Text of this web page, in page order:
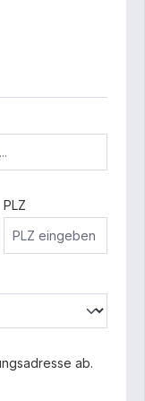
PLZ
ab.